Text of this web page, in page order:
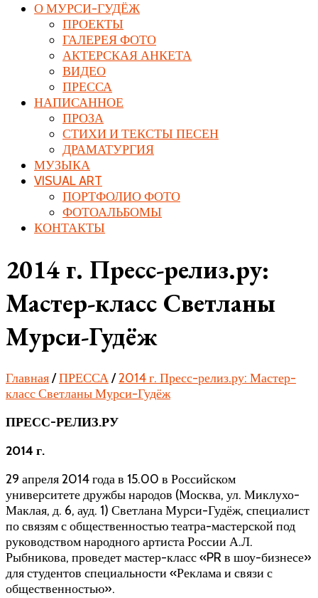
О МУРСИ-ГУДЁЖ
ПРОЕКТЫ
ГАЛЕРЕЯ ФОТО
АКТЕРСКАЯ АНКЕТА
ВИДЕО
ПРЕССА
НАПИСАННОЕ
ПРОЗА
СТИХИ И ТЕКСТЫ ПЕСЕН
ДРАМАТУРГИЯ
МУЗЫКА
VISUAL ART
ПОРТФОЛИО ФОТО
ФОТОАЛЬБОМЫ
КОНТАКТЫ
2014 г. Пресс-релиз.ру:
Мастер-класс Светланы
Мурси-Гудёж
Главная/ПРЕССА/2014 г. Пресс-релиз.ру: Мастер-
класс Светланы Мурси-Гудёж
ПРЕСС-РЕЛИЗ.РУ
2014 г.
29 апреля 2014 года в 15.00 в Российском
университете дружбы народов (Москва, ул. Миклухо-
Маклая, д. 6, ауд. 1) Светлана Мурси-Гудёж, специалист
по связям с общественностью театра-мастерской под
руководством народного артиста России А.Л.
Рыбникова, проведет мастер-класс «PR в шоу-бизнесе»
для студентов специальности «Реклама и связи с
общественностью».